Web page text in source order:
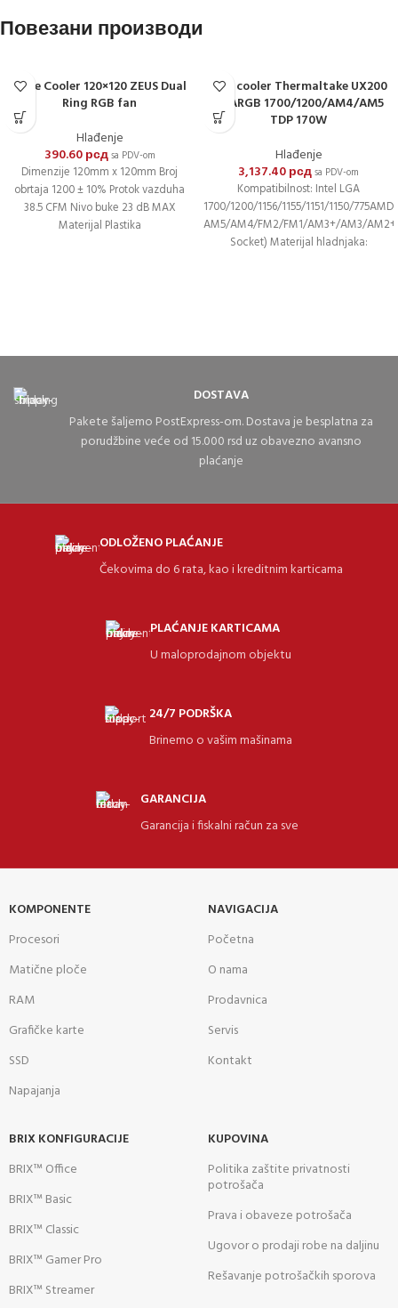
Повезани производи
Case Cooler 120×120 ZEUS Dual
Ring RGB fan
Hlađenje
390.60рсдsa PDV-om
Dimenzije 120mm x 120mm Broj
obrtaja 1200 ± 10% Protok vazduha
38.5 CFM Nivo buke 23 dB MAX
Materijal Plastika
CPU cooler Thermaltake UX200
SE ARGB 1700/1200/AM4/AM5
TDP 170W
Hlađenje
3,137.40рсдsa PDV-om
Kompatibilnost: Intel LGA
1700/1200/1156/1155/1151/1150/775AMD
AM5/AM4/FM2/FM1/AM3+/AM3/
Socket) Materijal hladnjaka:
DOSTAVA
Pakete šaljemo PostExpress-om. Dostava je besplatna za
porudžbine veće od 15.000 rsd uz obavezno avansno
plaćanje
ODLOŽENO PLAĆANJE
Čekovima do 6 rata, kao i kreditnim karticama
PLAĆANJE KARTICAMA
U maloprodajnom objektu
24/7 PODRŠKA
Brinemo o vašim mašinama
GARANCIJA
Garancija i fiskalni račun za sve
KOMPONENTE
Procesori
Matične ploče
RAM
Grafičke karte
SSD
Napajanja
NAVIGACIJA
Početna
O nama
Prodavnica
Servis
Kontakt
BRIX KONFIGURACIJE
BRIX™ Office
BRIX™ Basic
BRIX™ Classic
BRIX™ Gamer Pro
BRIX™ Streamer
KUPOVINA
Politika zaštite privatnosti
potrošača
Prava i obaveze potrošača
Ugovor o prodaji robe na daljinu
Rešavanje potrošačkih sporova